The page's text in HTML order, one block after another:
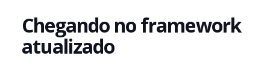
Chegando no framework
atualizado